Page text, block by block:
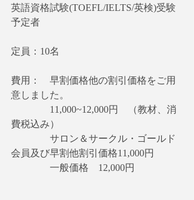
英語資格試験(TOEFL/IELTS/英検)受験
予定者
​定員：10名
費用：　早割価格他の割引価格をご用
意しました。
11,000~12,000円　（教材、消
費税込み）
サロン＆サークル・ゴールド
会員及び早割他割引価格11,000円
一般価格　12,000円